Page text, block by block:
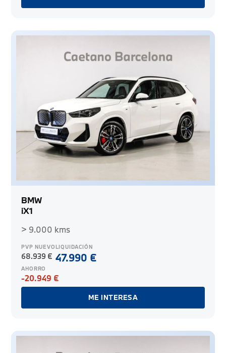
BMW
iX1
> 9.000 kms
PVP NUEVO
68.939 €
LIQUIDACIÓN
47.990 €
AHORRO
-20.949 €
ME INTERESA